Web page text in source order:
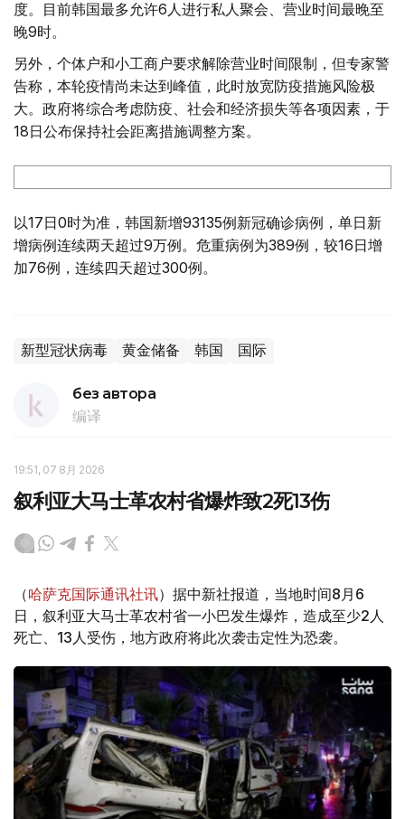
度。目前韩国最多允许6人进行私人聚会、营业时间最晚至
晚9时。
另外，个体户和小工商户要求解除营业时间限制，但专家警
告称，本轮疫情尚未达到峰值，此时放宽防疫措施风险极
大。政府将综合考虑防疫、社会和经济损失等各项因素，于
18日公布保持社会距离措施调整方案。
以17日0时为准，韩国新增93135例新冠确诊病例，单日新
增病例连续两天超过9万例。危重病例为389例，较16日增
加76例，连续四天超过300例。
新型冠状病毒 黄金储备 韩国 国际
без автора
编译
19:51, 07 8月 2026
叙利亚大马士革农村省爆炸致2死13伤
（哈萨克国际通讯社讯）据中新社报道，当地时间8月6
日，叙利亚大马士革农村省一小巴发生爆炸，造成至少2人
死亡、13人受伤，地方政府将此次袭击定性为恐袭。